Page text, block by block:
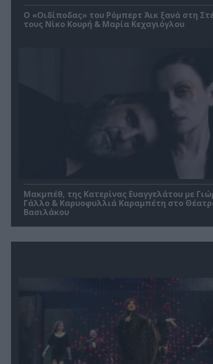
O «Οιδίποδας» του Ρόμπερτ Άικ ξανά στη
τους Νίκο Κουρή & Μαρία Κεχαγιόγλου
Μακμπέθ, της Κατερίνας Ευαγγελάτου με
Γάλλο & Καρυοφυλλιά Καραμπέτη στο
Βασιλάκου